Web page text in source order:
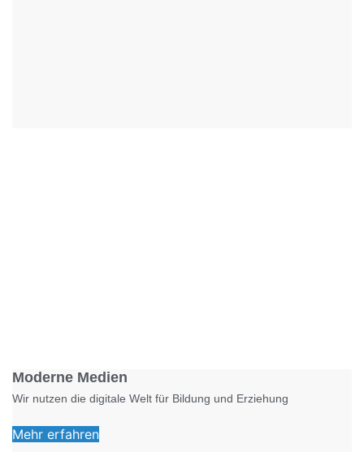
Moderne Medien
Wir nutzen die digitale Welt für Bildung und Erziehung
Mehr erfahren